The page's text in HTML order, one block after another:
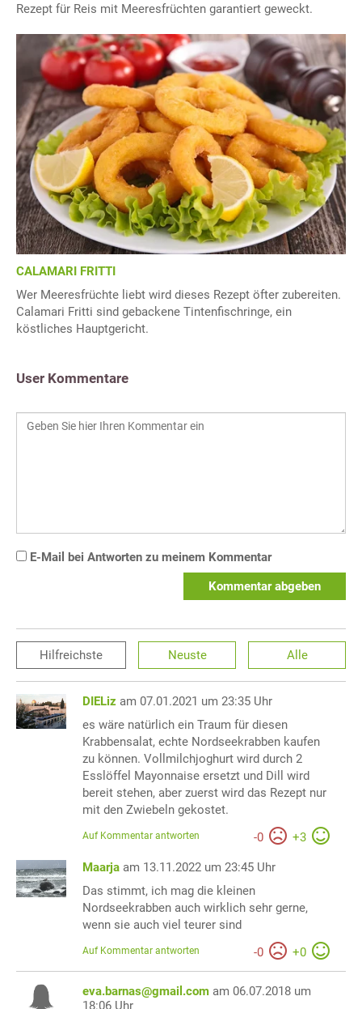
Rezept für Reis mit Meeresfrüchten garantiert geweckt.
CALAMARI FRITTI
Wer Meeresfrüchte liebt wird dieses Rezept öfter zubereiten.
Calamari Fritti sind gebackene Tintenfischringe, ein
köstliches Hauptgericht.
User Kommentare
E-Mail bei Antworten zu meinem Kommentar
Kommentar abgeben
Hilfreichste Neuste Alle
DIELiz am 07.01.2021 um 23:35 Uhr
es wäre natürlich ein Traum für diesen
Krabbensalat, echte Nordseekrabben kaufen
zu können. Vollmilchjoghurt wird durch 2
Esslöffel Mayonnaise ersetzt und Dill wird
bereit stehen, aber zuerst wird das Rezept nur
mit den Zwiebeln gekostet.
-0 +3
Auf Kommentar antworten
Maarja am 13.11.2022 um 23:45 Uhr
Das stimmt, ich mag die kleinen
Nordseekrabben auch wirklich sehr gerne,
wenn sie auch viel teurer sind
-0 +0
Auf Kommentar antworten
eva.barnas@gmail.com am 06.07.2018 um
18:06 Uhr